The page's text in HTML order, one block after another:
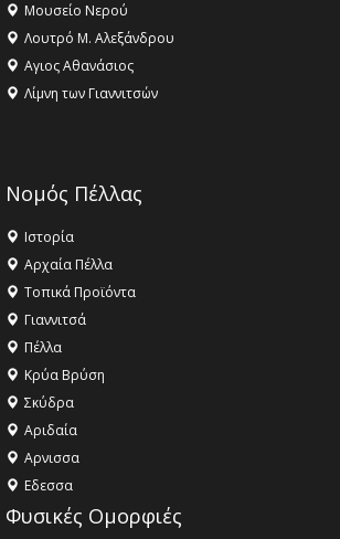
Μουσείο Νερού
Λουτρό Μ. Αλεξάνδρου
Αγιος Αθανάσιος
Λίμνη των Γιαννιτσών
Νομός Πέλλας
Ιστορία
Αρχαία Πέλλα
Τοπικά Προϊόντα
Γιαννιτσά
Πέλλα
Κρύα Βρύση
Σκύδρα
Αριδαία
Aρνισσα
Eδεσσα
Φυσικές Ομορφιές